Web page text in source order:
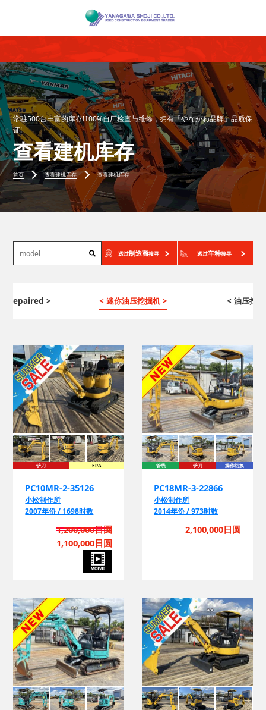
常驻500台丰富的库存!100%自厂检查与维修，拥有「やながわ品牌」品质保
证!
查看建机库存
首页 查看建机库存 查看建机库存
透过制造商搜寻 透过车种搜寻
Repaired > < 迷你油压挖掘机 > < 油压挖
铲刀 EPA
PC10MR-2-35126
小松制作所
2007年份 / 1698时数
1,200,000日圆
1,100,000日圆
管线 铲刀 操作切换
PC18MR-3-22866
小松制作所
2014年份 / 973时数
2,100,000日圆